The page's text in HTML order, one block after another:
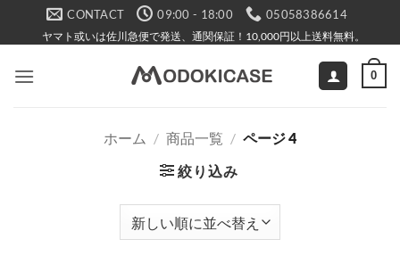
CONTACT 09:00 - 18:00 05058386614
ヤマト或いは佐川急便で発送、通関保証！10,000円以上送料無料。
0
ホーム / 商品一覧 / ページ 4
絞り込み